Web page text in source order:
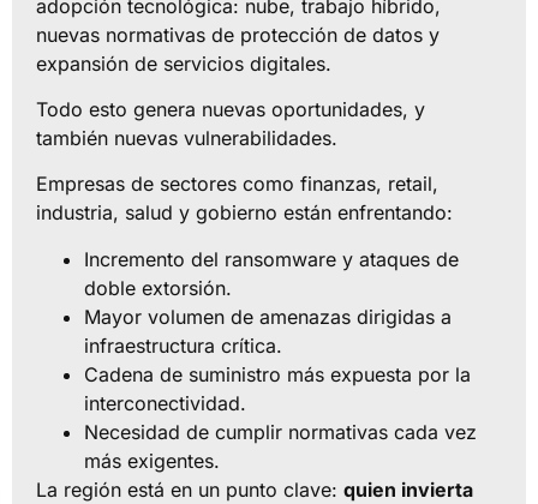
adopción tecnológica: nube, trabajo híbrido,
nuevas normativas de protección de datos y
expansión de servicios digitales.
Todo esto genera nuevas oportunidades, y
también nuevas vulnerabilidades.
Empresas de sectores como finanzas, retail,
industria, salud y gobierno están enfrentando:
Incremento del ransomware y ataques de
doble extorsión.
Mayor volumen de amenazas dirigidas a
infraestructura crítica.
Cadena de suministro más expuesta por la
interconectividad.
Necesidad de cumplir normativas cada vez
más exigentes.
La región está en un punto clave: quien invierta